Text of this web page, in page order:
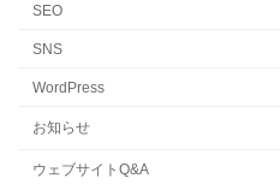
SEO
SNS
WordPress
お知らせ
ウェブサイトQ&A